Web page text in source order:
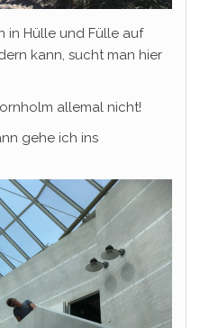
in Hülle und Fülle auf
kann, sucht man hier
allemal nicht!
gehe ich ins